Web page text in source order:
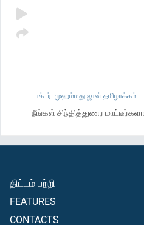
டாக்டர். முஹம்மது ஜான் தமிழாக்கம்
நீங்கள் சிந்தித்துணர
திட்டம் பற்றி
FEATURES
CONTACTS